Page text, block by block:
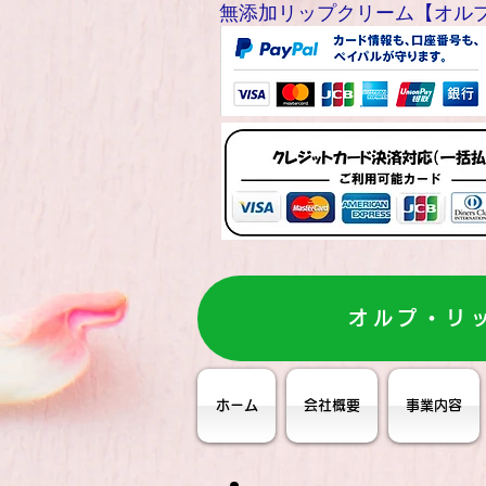
無添加リップクリーム【オル
オルプ・リ
ホーム 会社概要 事業内容